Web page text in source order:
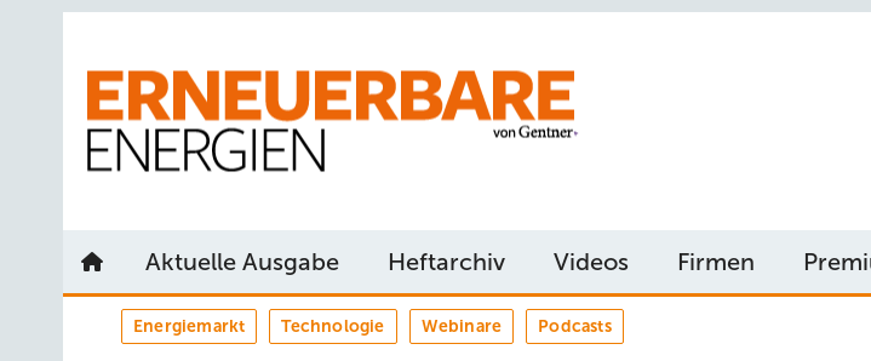
Aktuelle Ausgabe Heftarchiv Videos Firmen
Energiemarkt Technologie Webinare Podcasts